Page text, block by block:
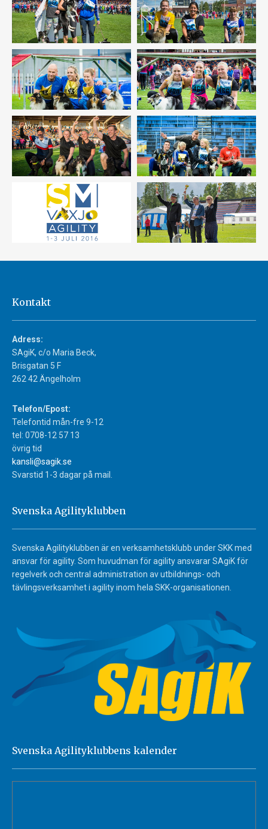
Kontakt
Adress:
SAgiK, c/o Maria Beck,
Brisgatan 5 F
262 42 Ängelholm
Telefon/Epost:
Telefontid mån-fre 9-12
tel: 0708-12 57 13
övrig tid
kansli@sagik.se
Svarstid 1-3 dagar på mail.
Svenska Agilityklubben
Svenska Agilityklubben är en verksamhetsklubb under SKK med
ansvar för agility. Som huvudman för agility ansvarar SAgiK för
regelverk och central administration av utbildnings- och
tävlingsverksamhet i agility inom hela SKK-organisationen.
Svenska Agilityklubbens kalender